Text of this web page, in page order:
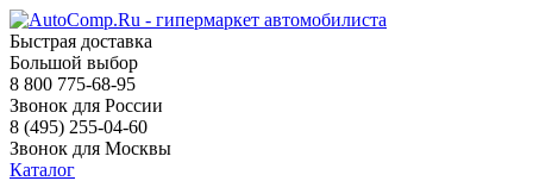
Быстрая доставка
Большой выбор
8 800 775-68-95
Звонок для России
8 (495) 255-04-60
Звонок для Москвы
Каталог